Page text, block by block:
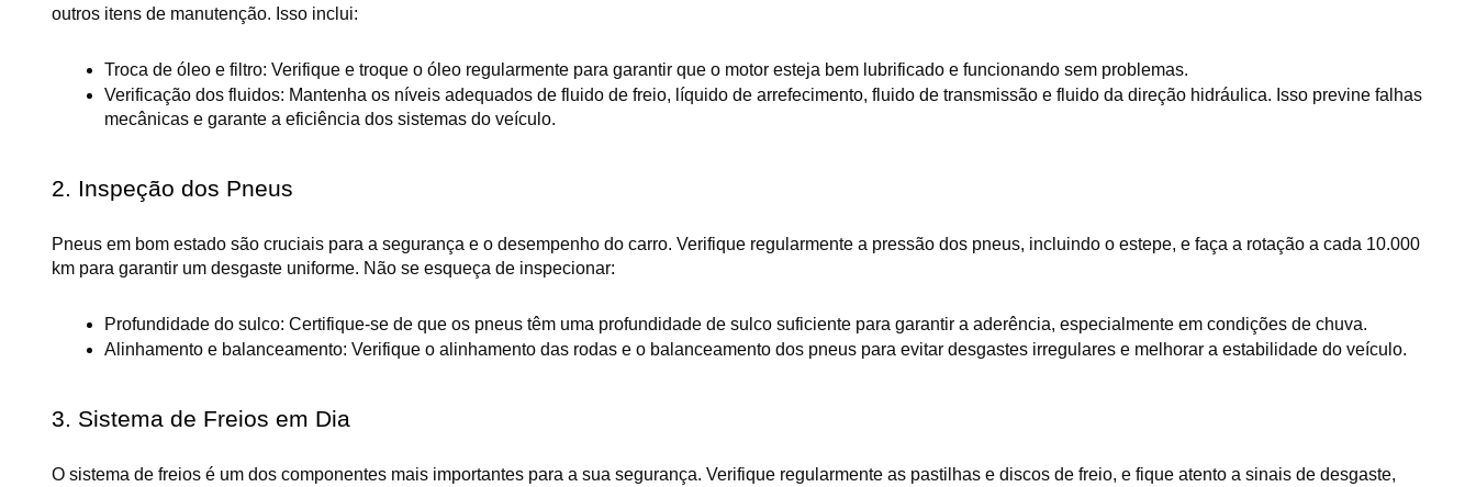
outros itens de manutenção. Isso inclui:
Troca de óleo e filtro: Verifique e troque o óleo regularmente para garantir que o motor esteja bem lubrificado e funcionando sem problemas.
Verificação dos fluidos: Mantenha os níveis adequados de fluido de freio, líquido de arrefecimento, fluido de transmissão e fluido da direção hidráulica. Isso previne falhas
mecânicas e garante a eficiência dos sistemas do veículo.
2. Inspeção dos Pneus
Pneus em bom estado são cruciais para a segurança e o desempenho do carro. Verifique regularmente a pressão dos pneus, incluindo o estepe, e faça a rotação a cada 10.000
km para garantir um desgaste uniforme. Não se esqueça de inspecionar:
Profundidade do sulco: Certifique-se de que os pneus têm uma profundidade de sulco suficiente para garantir a aderência, especialmente em condições de chuva.
Alinhamento e balanceamento: Verifique o alinhamento das rodas e o balanceamento dos pneus para evitar desgastes irregulares e melhorar a estabilidade do veículo.
3. Sistema de Freios em Dia
O sistema de freios é um dos componentes mais importantes para a sua segurança. Verifique regularmente as pastilhas e discos de freio, e fique atento a sinais de desgaste,